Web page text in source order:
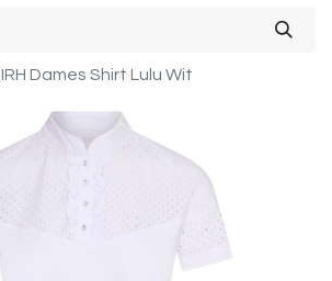
IRH Dames Shirt Lulu Wit